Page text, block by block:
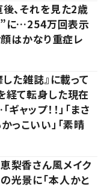
、それを見た2歳
に…254万回表示
顔はかなり重症レ
た雑誌』に載って
経て転身した現在
ャップ！！」「まさ
っこいい」「素晴
梨香さん風メイク
景に「本人かと